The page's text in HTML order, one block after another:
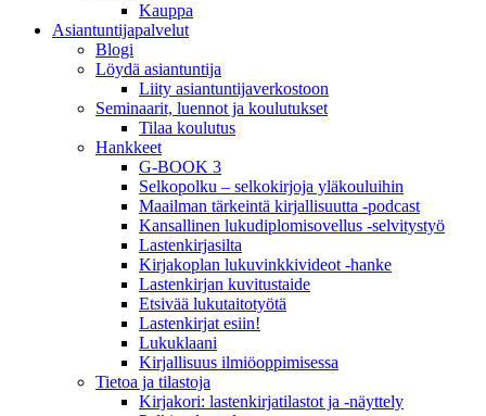
Kauppa
Asiantuntija­palvelut
Blogi
Löydä asiantuntija
Liity asiantuntijaverkostoon
Seminaarit, luennot ja koulutukset
Tilaa koulutus
Hankkeet
G-BOOK 3
Selkopolku – selkokirjoja yläkouluihin
Maailman tärkeintä kirjallisuutta -podcast
Kansallinen lukudiplomisovellus -selvitystyö
Lastenkirjasilta
Kirjakoplan lukuvinkkivideot -hanke
Lastenkirjan kuvitustaide
Etsivää lukutaitotyötä
Lastenkirjat esiin!
Lukuklaani
Kirjallisuus ilmiöoppimisessa
Tietoa ja tilastoja
Kirjakori: lastenkirjatilastot ja -näyttely